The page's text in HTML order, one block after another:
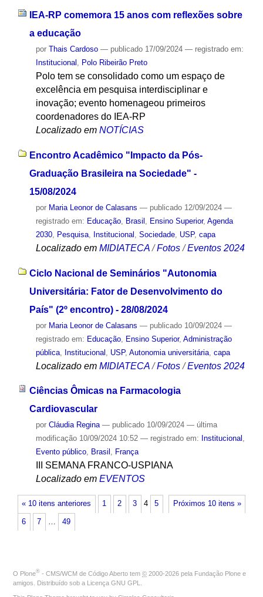
IEA-RP comemora 15 anos com reflexões sobre
a educação
por Thais Cardoso — publicado17/09/2024 — registrado em:
Institucional , Polo Ribeirão Preto
Polo tem se consolidado como um espaço de
excelência em pesquisa interdisciplinar e
inovação; evento homenageou primeiros
coordenadores do IEA-RP
Localizado em NOTÍCIAS
Encontro Acadêmico "Impacto da Pós-
Graduação Brasileira na Sociedade" -
15/08/2024
por Maria Leonor de Calasans — publicado12/09/2024 —
registrado em: Educação, Brasil Ensino Superior, Agenda
2030, Pesquisa, Institucional Sociedade, USP, capa
Localizado em MIDIATECA /Fotos /Eventos 2024
Ciclo Nacional de Seminários "Autonomia
Universitária: Fator de Desenvolvimento do
País" (2º encontro) - 28/08/2024
por Maria Leonor de Calasans — publicado10/09/2024 —
registrado em: Educação, Ensino Superior, Administração
pública, Institucional USP, Autonomia universitária, capa
Localizado em MIDIATECA /Fotos /Eventos 2024
Ciências Ômicas na Farmacologia
Cardiovascular
por Cláudia Regina — publicado10/09/2024 — última
modificação10/09/2024 10:52 — registrado em: Institucional ,
Evento público, Brasil , França
III SEMANA FRANCO-USPIANA
Localizado em EVENTOS
« 10 itens anteriores Próximos 10 itens »
1 2 3 4 5
6 7 … 49
O Plone® - CMS/WCM de Código Aberto tem © 2000-2026 pela Fundação Plone e
amigos. Distribuído sob a Licença GNU GPL